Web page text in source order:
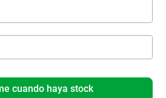
cuando haya stock